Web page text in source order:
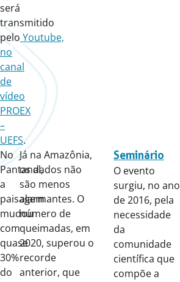
será
transmitido
peloYoutube,
no
canal
de
vídeo
PROEX
–
UEFS.
No
Pantanal,
a
paisagem
mudou
com
quase
30%
do
Já na Amazônia,
os dados não
são menos
alarmantes. O
número de
queimadas, em
2020, superou o
recorde
anterior, que
Seminário
O evento
surgiu, no ano
de 2016, pela
necessidade
da
comunidade
científica que
compõe a